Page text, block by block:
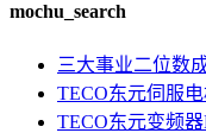
mochu_search
三大事业二位数
TECO东元伺服
TECO东元变频